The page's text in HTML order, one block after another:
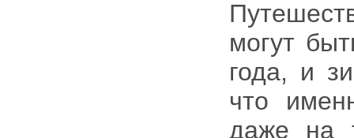
могут
года, и
что
даже на